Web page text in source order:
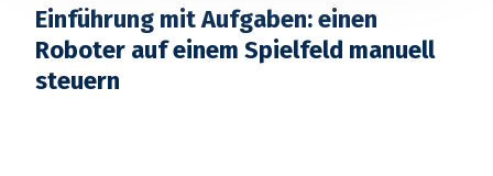
Einführung mit Aufgaben: einen
Roboter auf einem Spielfeld manuell
steuern